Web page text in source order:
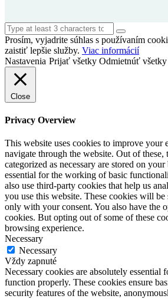
Prosím, vyjadrite súhlas s používaním
zaistiť lepšie služby. Viac informácií
Nastavenia Prijať všetky Odmietnúť všetky
Close
Privacy Overview
This website uses cookies to improve your
navigate through the website. Out of these,
categorized as necessary are stored on
essential for the working of basic
also use third-party cookies that help us
you use this website. These cookies will
only with your consent. You also have the
cookies. But opting out of some of these
browsing experience.
Necessary
Necessary
Vždy zapnuté
Necessary cookies are absolutely essential
function properly. These cookies ensure
security features of the website,